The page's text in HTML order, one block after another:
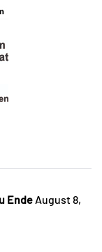
Ende August 8,